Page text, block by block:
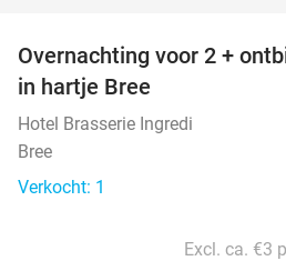
TODAY
Overnachting voor 2 +
in hartje Bree
Hotel Brasserie Ingredi
Bree
Verkocht: 1
Excl. ca. €3